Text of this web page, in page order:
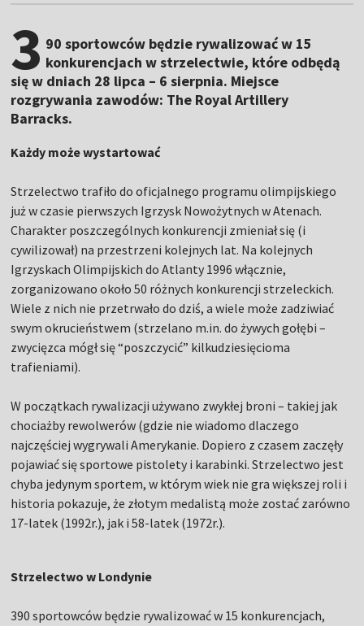
3 90 sportowców będzie rywalizować w 15
konkurencjach w strzelectwie, które odbędą
się w dniach 28 lipca – 6 sierpnia. Miejsce
rozgrywania zawodów: The Royal Artillery
Barracks.
Każdy może wystartować
Strzelectwo trafiło do oficjalnego programu olimpijskiego
już w czasie pierwszych Igrzysk Nowożytnych w Atenach.
Charakter poszczególnych konkurencji zmieniał się (i
cywilizował) na przestrzeni kolejnych lat. Na kolejnych
Igrzyskach Olimpijskich do Atlanty 1996 włącznie,
zorganizowano około 50 różnych konkurencji strzeleckich.
Wiele z nich nie przetrwało do dziś, a wiele może zadziwiać
swym okrucieństwem (strzelano m.in. do żywych gołębi –
zwycięzca mógł się “poszczycić” kilkudziesięcioma
trafieniami).
W początkach rywalizacji używano zwykłej broni – takiej jak
chociażby rewolwerów (gdzie nie wiadomo dlaczego
najczęściej wygrywali Amerykanie. Dopiero z czasem zaczęły
pojawiać się sportowe pistolety i karabinki. Strzelectwo jest
chyba jedynym sportem, w którym wiek nie gra większej roli i
historia pokazuje, że złotym medalistą może zostać zarówno
17-latek (1992r.), jak i 58-latek (1972r.).
Strzelectwo w Londynie
390 sportowców będzie rywalizować w 15 konkurencjach,